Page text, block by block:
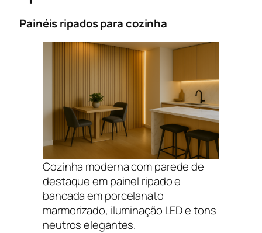
Painéis ripados para cozinha
Cozinha moderna com parede de
destaque em painel ripado e
bancada em porcelanato
marmorizado, iluminação LED e tons
neutros elegantes.